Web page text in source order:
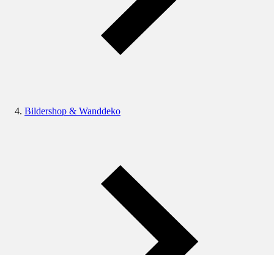
Bildershop & Wanddeko